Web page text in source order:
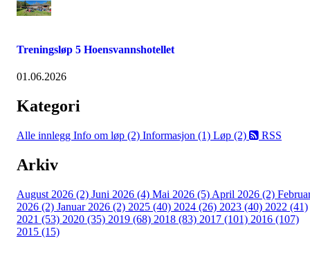
Treningsløp 5 Hoensvannshotellet
01.06.2026
Kategori
Alle innlegg Info om løp (2) Informasjon (1) Løp (2) RSS
Arkiv
August 2026 (2) Juni 2026 (4) Mai 2026 (5) April 2026 (2)
2026 (2) Januar 2026 (2) 2025 (40) 2024 (26) 2023 (40) 2022 (41)
2021 (53) 2020 (35) 2019 (68) 2018 (83) 2017 (101) 2016 (107)
2015 (15)